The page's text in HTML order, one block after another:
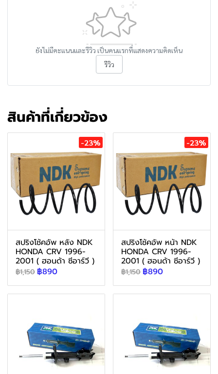
ยังไม่มีคะแนนและรีวิว เป็นคนแรกที่แสดงความคิดเห็น
รีวิว
สินค้าที่เกี่ยวข้อง
-23%
สปริงโช้คอัพ หลัง NDK
HONDA CRV 1996-
2001 ( ฮอนด้า ซีอาร์วี )
฿1,150 ฿890
-23%
สปริงโช้คอัพ หน้า NDK
HONDA CRV 1996-
2001 ( ฮอนด้า ซีอาร์วี )
฿1,150 ฿890